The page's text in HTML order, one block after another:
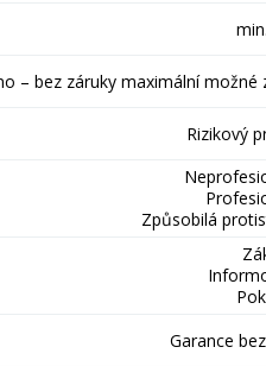
– bez záruky maximální možné
Rizikový
Způsobilá
Garance